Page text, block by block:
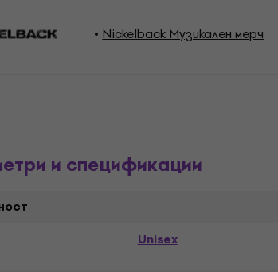
Nickelback Музикален мерч
и спецификации
Unisex